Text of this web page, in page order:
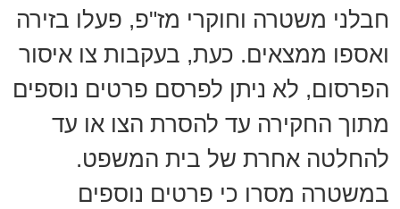
חבלני משטרה וחוקרי מז"פ, פעלו בזירה
ואספו ממצאים. כעת, בעקבות צו איסור
הפרסום, לא ניתן לפרסם פרטים נוספים
מתוך החקירה עד להסרת הצו או עד
להחלטה אחרת של בית המשפט.
במשטרה מסרו כי פרטים נוספים